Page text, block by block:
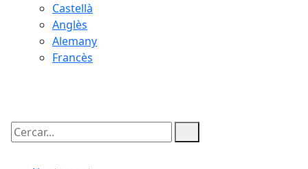
Castellà
Anglès
Alemany
Francès
Cercar: